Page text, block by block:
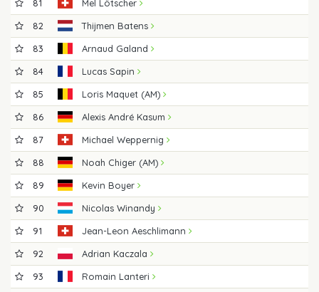
81
Mel Lötscher
82
Thijmen Batens
83
Arnaud Galand
84
Lucas Sapin
85
Loris Maquet (AM)
86
Alexis André Kasum
87
Michael Weppernig
88
Noah Chiger (AM)
89
Kevin Boyer
90
Nicolas Winandy
91
Jean-Leon Aeschlimann
92
Adrian Kaczala
93
Romain Lanteri